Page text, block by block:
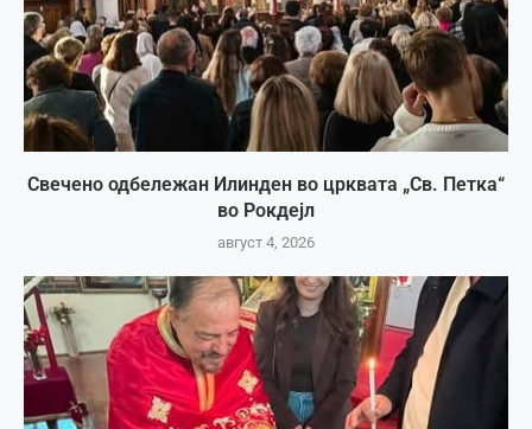
Свечено одбележан Илинден во црквата „Св. Петка“
во Рокдејл
август 4, 2026